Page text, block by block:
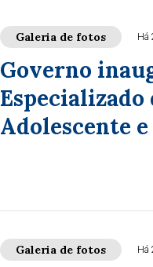
Galeria de fotos Há
Governo
Adolescente
Galeria de fotos Há